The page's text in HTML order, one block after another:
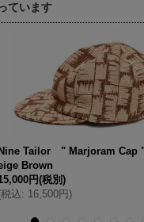
ています
Nine Tailor " Marjoram
Brown
円(税別)
税込: 16,500円)